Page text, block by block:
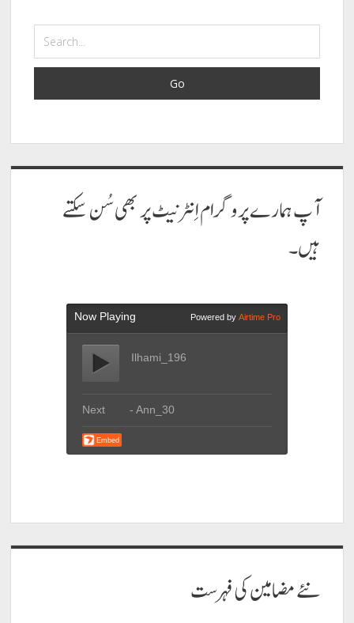
Search
آپ ہمارے پروگرام اِنٹرنیٹ پر بھی سُن سکتے
ہیں۔
نئے مضامين كى فہرست